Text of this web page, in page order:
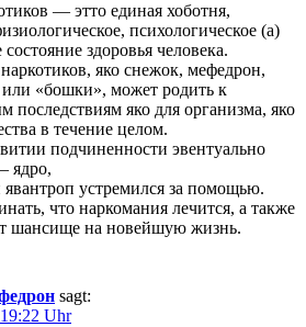
— этто единая хоботня,
психологическое (а)
здоровья человека.
яко снежок, мефедрон,
или «бошки», может родить к
последствиям яко для организма, яко
в течение целом.
подчиненности эвентуально
ядро,
устремился за помощью.
что наркомания лечится, а также
шансище на новейшую жизнь.
sagt:
Uhr